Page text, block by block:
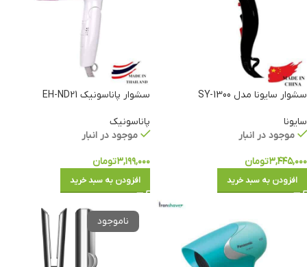
سشوار سایونا مدل SY-1300
سایونا
موجود در انبار
۳,۴۴۵,۰۰۰تومان
افزودن به سبد خرید
سشوار پاناسونیک EH-ND21
پاناسونیک
موجود در انبار
۳,۱۹۹,۰۰۰تومان
افزودن به سبد خرید